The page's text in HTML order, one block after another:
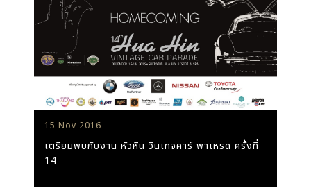
15 Nov 2016
เตรียมพบกับงาน หัวหิน วินเทจคาร์ พาเหรด ครั้งที่
14